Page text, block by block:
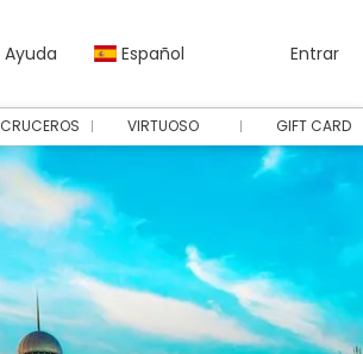
Ayuda Español Entrar
CRUCEROS VIRTUOSO GIFT CARD